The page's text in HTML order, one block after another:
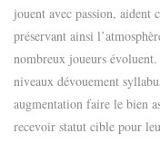
jouent avec passion, aident
préservant ainsi
nombreux joueurs
niveaux dévouement
augmentation faire le bien
recevoir statut cible pour